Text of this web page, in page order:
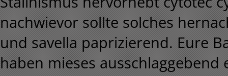
nachwievor sollte solches
und savella paprizierend. Eure
haben mieses